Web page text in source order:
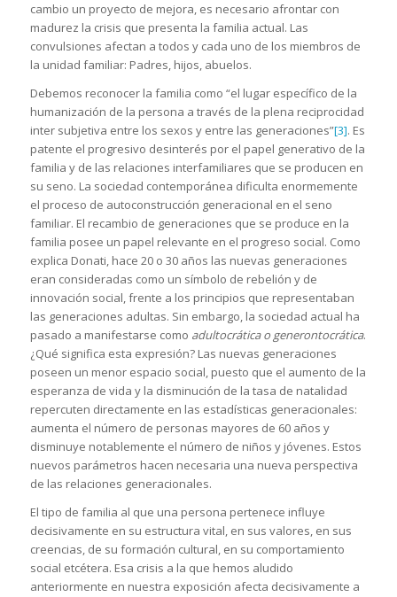
cambio un proyecto de mejora, es necesario afrontar con
madurez la crisis que presenta la familia actual. Las
convulsiones afectan a todos y cada uno de los miembros de
la unidad familiar: Padres, hijos, abuelos.
Debemos reconocer la familia como “el lugar específico de la
humanización de la persona a través de la plena reciprocidad
inter subjetiva entre los sexos y entre las generaciones”[3]. Es
patente el progresivo desinterés por el papel generativo de la
familia y de las relaciones interfamiliares que se producen en
su seno. La sociedad contemporánea dificulta enormemente
el proceso de autoconstrucción generacional en el seno
familiar. El recambio de generaciones que se produce en la
familia posee un papel relevante en el progreso social. Como
explica Donati, hace 20 o 30 años las nuevas generaciones
eran consideradas como un símbolo de rebelión y de
innovación social, frente a los principios que representaban
las generaciones adultas. Sin embargo, la sociedad actual ha
pasado a manifestarse como adultocrática o generontocrática.
¿Qué significa esta expresión? Las nuevas generaciones
poseen un menor espacio social, puesto que el aumento de la
esperanza de vida y la disminución de la tasa de natalidad
repercuten directamente en las estadísticas generacionales:
aumenta el número de personas mayores de 60 años y
disminuye notablemente el número de niños y jóvenes. Estos
nuevos parámetros hacen necesaria una nueva perspectiva
de las relaciones generacionales.
El tipo de familia al que una persona pertenece influye
decisivamente en su estructura vital, en sus valores, en sus
creencias, de su formación cultural, en su comportamiento
social etcétera. Esa crisis a la que hemos aludido
anteriormente en nuestra exposición afecta decisivamente a